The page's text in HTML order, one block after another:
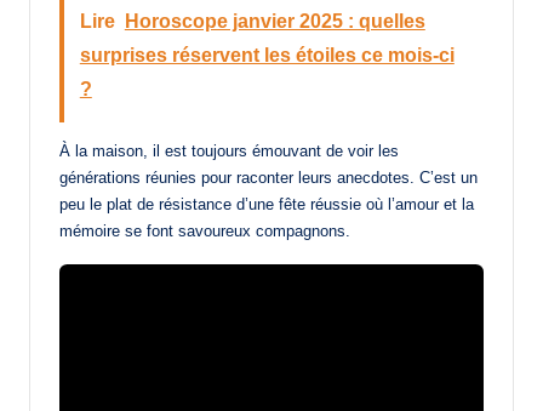
Lire
Horoscope janvier 2025 : quelles
surprises réservent les étoiles ce mois-ci
?
À la maison, il est toujours émouvant de voir les
générations réunies pour raconter leurs anecdotes. C’est un
peu le plat de résistance d’une fête réussie où l’amour et la
mémoire se font savoureux compagnons.